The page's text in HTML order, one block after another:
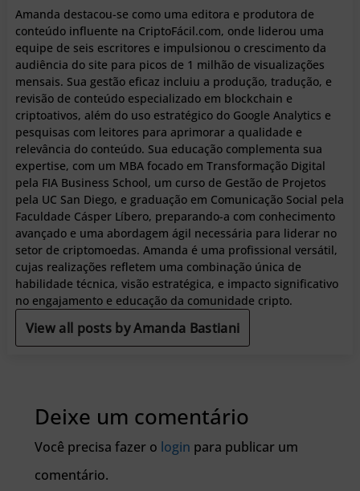
Amanda destacou-se como uma editora e produtora de
conteúdo influente na CriptoFácil.com, onde liderou uma
equipe de seis escritores e impulsionou o crescimento da
audiência do site para picos de 1 milhão de visualizações
mensais. Sua gestão eficaz incluiu a produção, tradução, e
revisão de conteúdo especializado em blockchain e
criptoativos, além do uso estratégico do Google Analytics e
pesquisas com leitores para aprimorar a qualidade e
relevância do conteúdo. Sua educação complementa sua
expertise, com um MBA focado em Transformação Digital
pela FIA Business School, um curso de Gestão de Projetos
pela UC San Diego, e graduação em Comunicação Social pela
Faculdade Cásper Líbero, preparando-a com conhecimento
avançado e uma abordagem ágil necessária para liderar no
setor de criptomoedas. Amanda é uma profissional versátil,
cujas realizações refletem uma combinação única de
habilidade técnica, visão estratégica, e impacto significativo
no engajamento e educação da comunidade cripto.
View all posts by Amanda Bastiani
Deixe um comentário
Você precisa fazer o login para publicar um
comentário.